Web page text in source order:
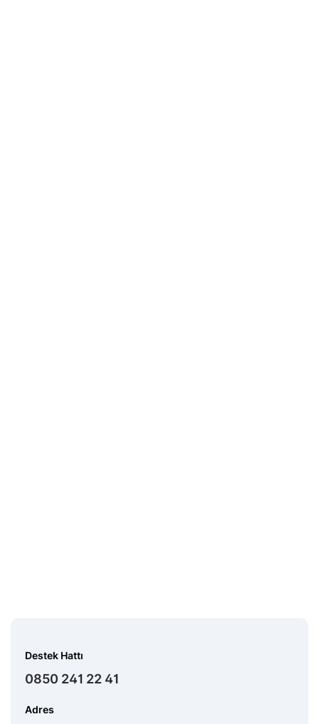
Destek Hattı
0850 241 22 41
Adres